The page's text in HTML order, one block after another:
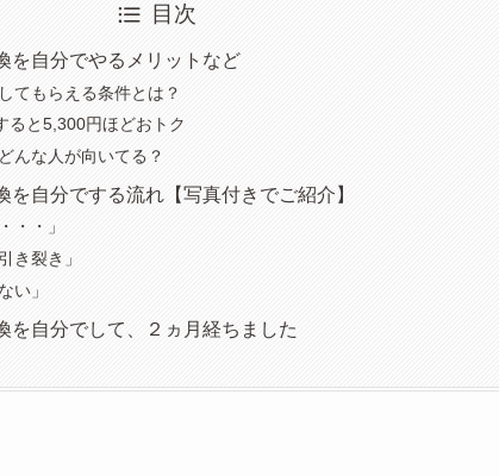
目次
を自分でやるメリットなど
てもらえる条件とは？
ると5,300円ほどおトク
んな人が向いてる？
自分でする流れ【写真付きでご紹介】
・・」
き裂き」
い」
を自分でして、２ヵ月経ちました